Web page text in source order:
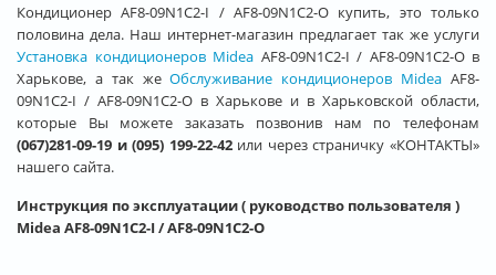
Кондиционер AF8-09N1C2-I / AF8-09N1C2-O купить, это только
половина дела. Наш интернет-магазин предлагает так же услуги
Установка кондиционеров Midea AF8-09N1C2-I / AF8-09N1C2-O в
Харькове, а так жеОбслуживание кондиционеров Midea AF8-
09N1C2-I / AF8-09N1C2-O в Харькове и в Харьковской области,
которые Вы можете заказать позвонив нам по телефонам
(067)281-09-19 и (095) 199-22-42или через страничку «КОНТАКТЫ»
нашего сайта.
Инструкция по эксплуатации ( руководство пользователя )
Midea AF8-09N1C2-I / AF8-09N1C2-O